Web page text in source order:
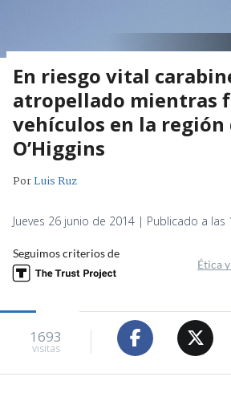
En riesgo vital
atropellado mientras
vehículos en la región
O’Higgins
PorLuis Ruz
Jueves 26 junio de 2014 | Publicado a las
Seguimos criterios de
Ética
1693
visitas